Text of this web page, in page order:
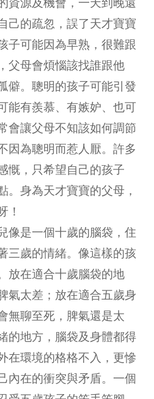
資源及機會，一天到晚還
己的疏忽，誤了天才寶寶
子可能因為早熟，很難跟
父母會煩惱該找誰跟他
僻。聰明的孩子可能引發
能有羨慕、有嫉妒、也可
會讓父母不知該如何調節
因為聰明而惹人厭。許多
慨，只希望自己的孩子
。身為天才寶寶的父母，
！
像是一個十歲的腦袋，住
三歲的情緒。像這樣的孩
放在適合十歲腦袋的地
氣太差；放在適合五歲身
無聊至死，脾氣還是太
的地方，腦袋及身體都得
在環境的格格不入，更慘
內在的衝突與矛盾。一個